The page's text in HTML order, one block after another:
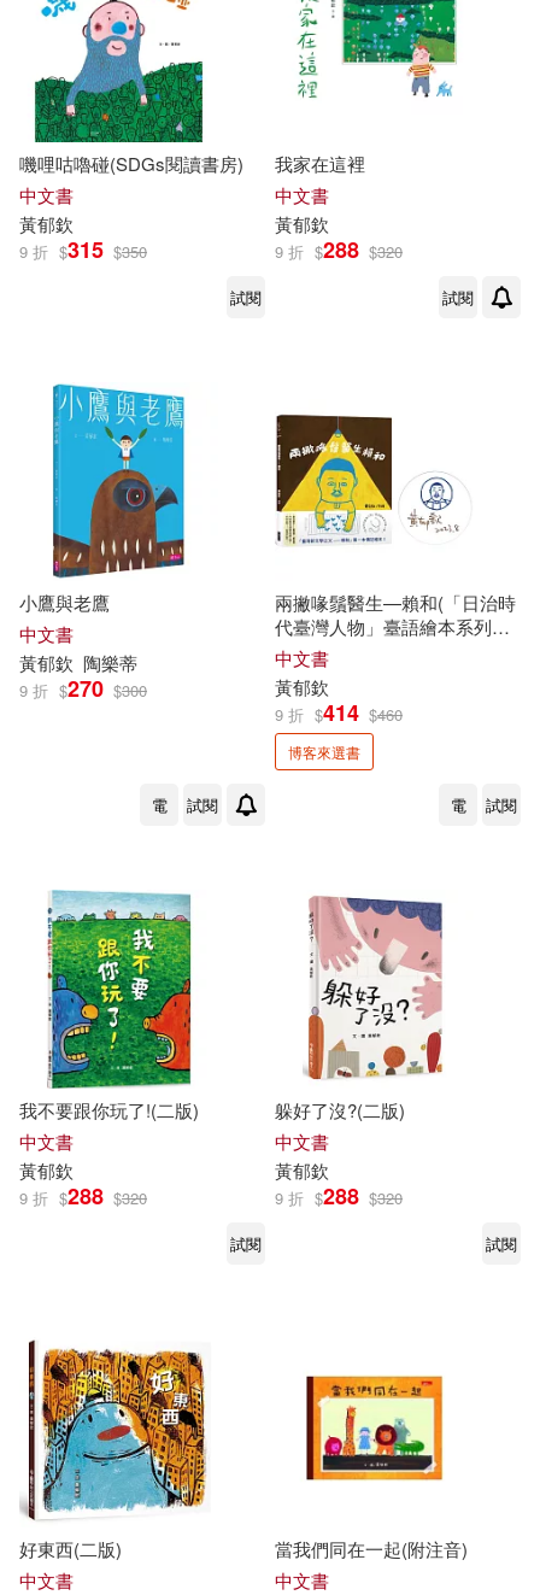
嘰哩咕嚕碰(SDGs閱讀書房)
中文書
黃郁欽
9 折 $315 $350
試閱
我家在這裡
中文書
黃郁欽
9 折 $288 $320
試閱
小鷹與老鷹
中文書
黃郁欽 陶樂蒂
9 折 $270 $300
電 試閱
兩撇喙鬚醫生—賴和(「日治時
代臺灣人物」臺語繪本系列第
一彈!)(獨家限量作者戳印親簽
版)
中文書
黃郁欽
9 折 $414 $460
博客來選書
電 試閱
我不要跟你玩了!(二版)
中文書
黃郁欽
9 折 $288 $320
試閱
躲好了沒?(二版)
中文書
黃郁欽
9 折 $288 $320
試閱
好東西(二版)
中文書
當我們同在一起(附注音)
中文書